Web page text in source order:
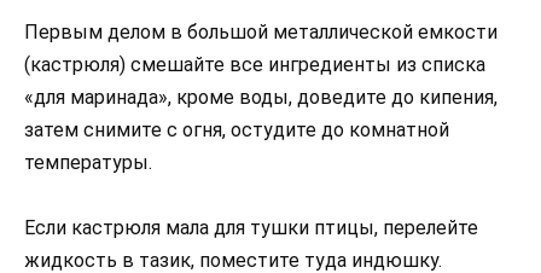
Первым делом в большой металлической емкости
(кастрюля) смешайте все ингредиенты из списка
«для маринада», кроме воды, доведите до кипения,
затем снимите с огня, остудите до комнатной
температуры.
Если кастрюля мала для тушки птицы, перелейте
жидкость в тазик, поместите туда индюшку.